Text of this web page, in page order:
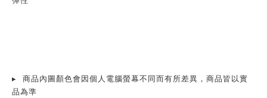
▸  商品內圖顏色會因個人電腦螢幕不同而有所差異，商品皆以實
品為準